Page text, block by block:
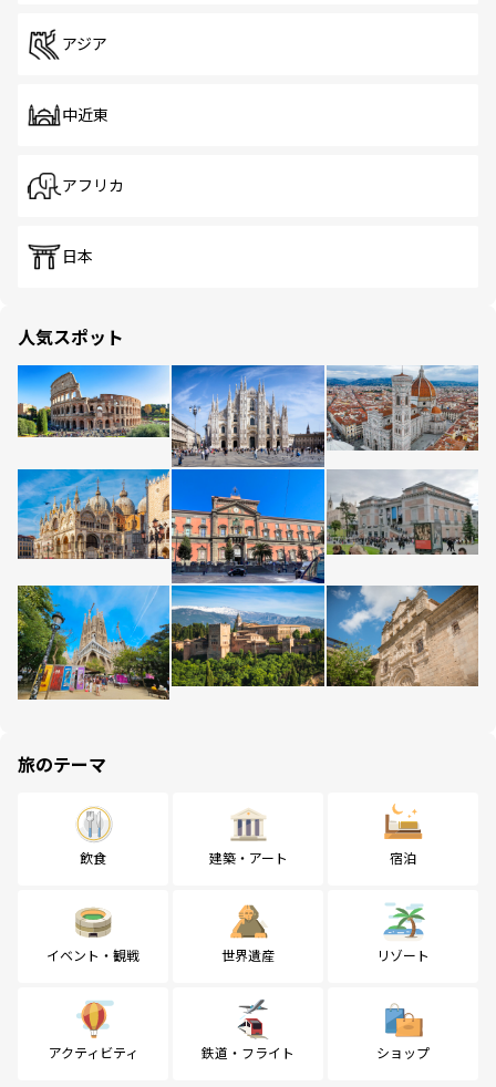
アジア
中近東
アフリカ
日本
人気スポット
旅のテーマ
飲食 建築・アート 宿泊
イベント・観戦 世界遺産 リゾート
アクティビティ 鉄道・フライト ショップ